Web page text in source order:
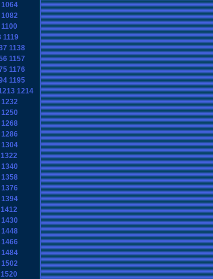
1064
1082
1100
1119
1138
1157
1176
1195
1214
1232
1250
1268
1286
1304
1322
1340
1358
1376
1394
1412
1430
1448
1466
1484
1502
1520